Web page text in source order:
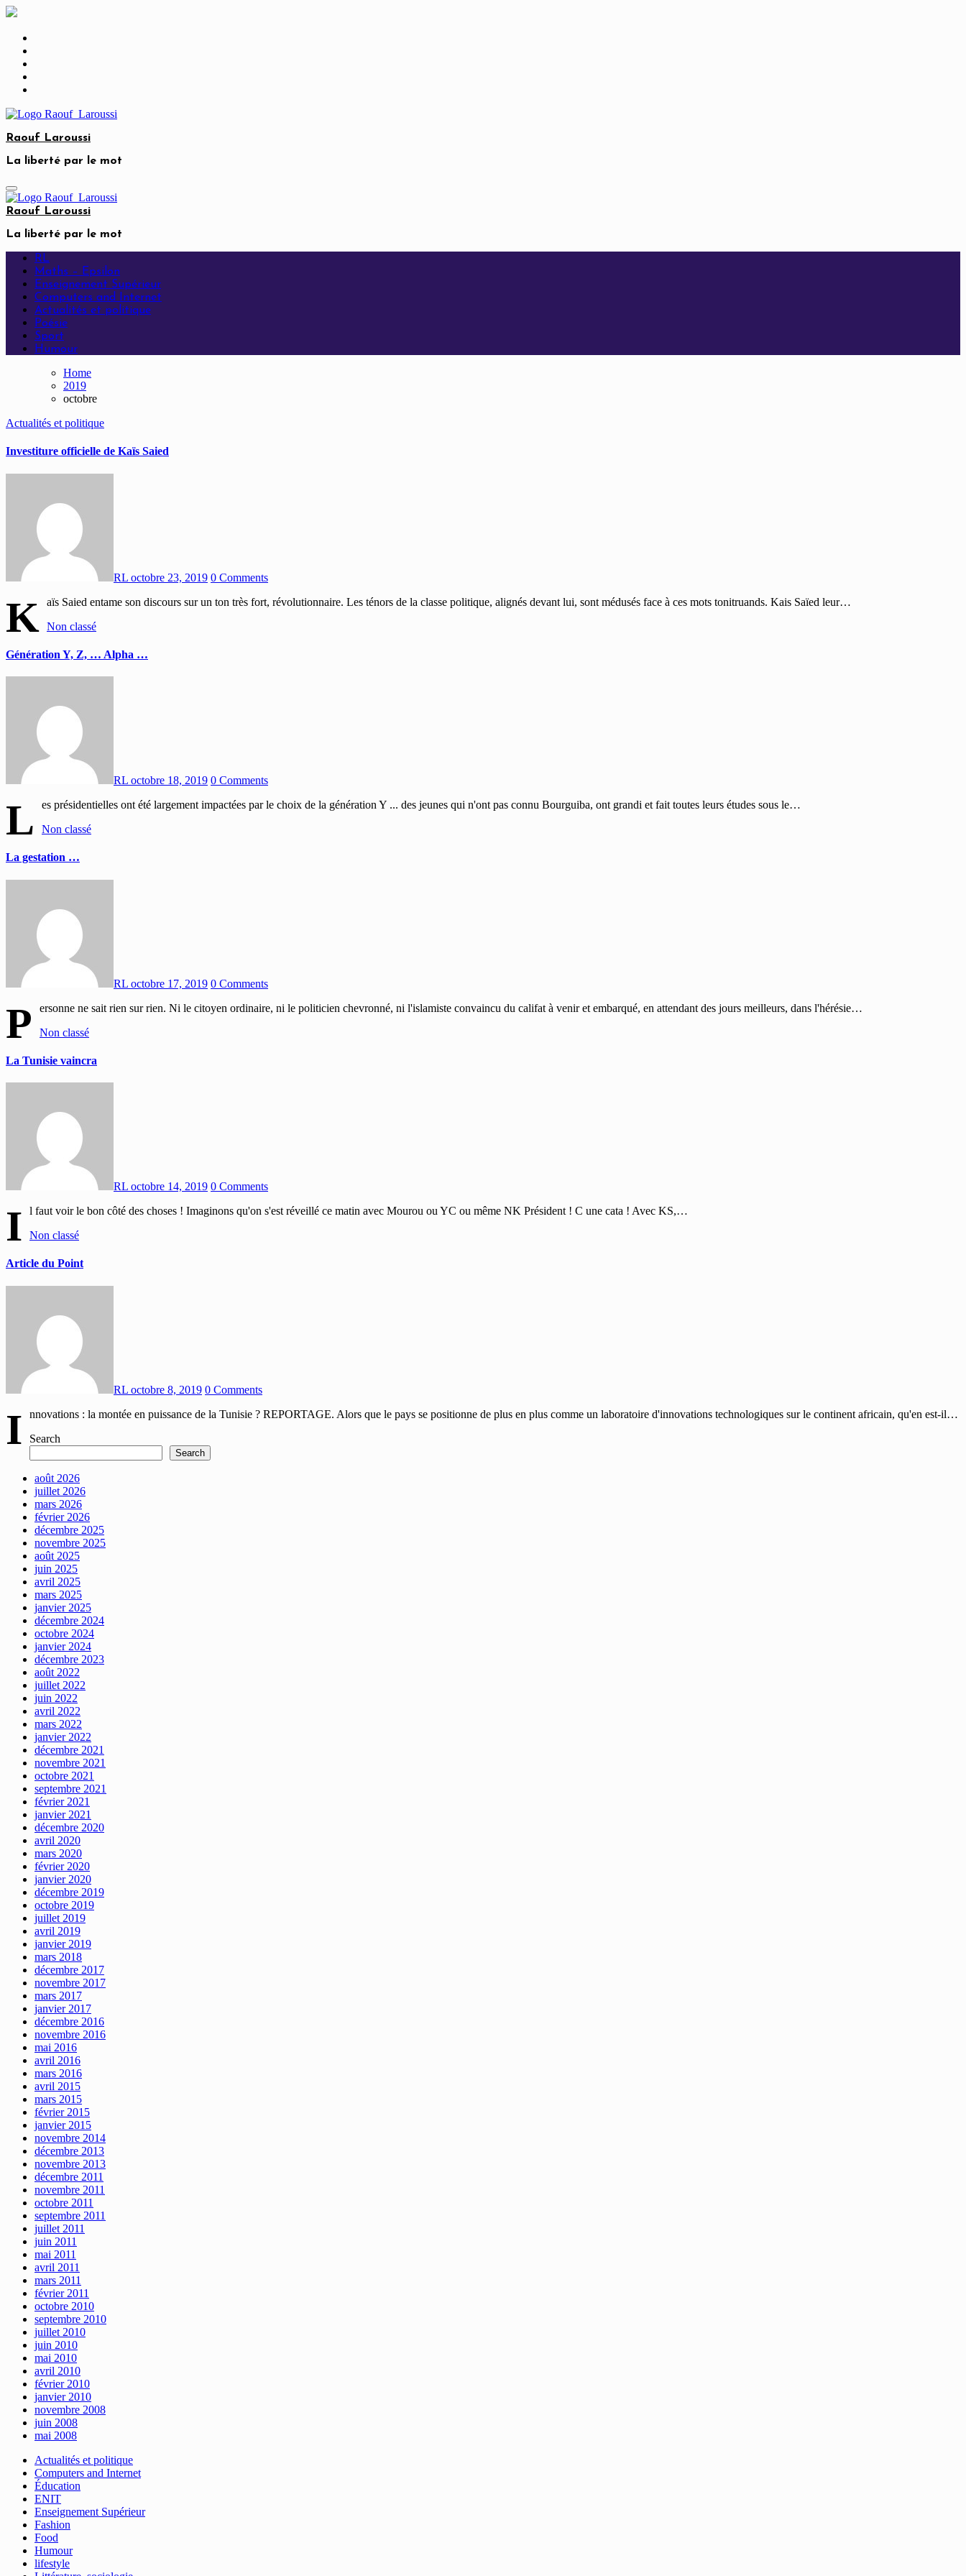
Skip
content
Raouf Laroussi
La liberté par le mot
Raouf Laroussi
La liberté par le mot
RL
Maths – Epsilon
Enseignement Supérieur
Computers and Internet
Actualités et politique
Poésie
Sport
Humour
Home
2019
octobre
Actualités et politique
Investiture officielle de Kaïs Saied
RL octobre 23, 2019 0 Comments
K aïs Saied entame son discours sur un ton très fort, révolutionnaire. Les ténors de la classe politique, alignés devant lui, sont médusés face à ces mots tonitruands. Kais Saïed leur…
Non classé
Génération Y, Z, … Alpha …
RL octobre 18, 2019 0 Comments
L
es présidentielles ont été largement impactées par le choix de la génération Y ... des jeunes qui n'ont pas connu Bourguiba, ont grandi et fait toutes leurs études sous le…
Non classé
La gestation …
RL octobre 17, 2019 0 Comments
P
ersonne ne sait rien sur rien. Ni le citoyen ordinaire, ni le politicien chevronné, ni l'islamiste convaincu du califat à venir et embarqué, en attendant des jours meilleurs, dans l'hérésie…
Non classé
La Tunisie vaincra
RL octobre 14, 2019 0 Comments
I
l faut voir le bon côté des choses ! Imaginons qu'on s'est réveillé ce matin avec Mourou ou YC ou même NK Président ! C une cata ! Avec KS,…
Non classé
Article du Point
RL octobre 8, 2019 0 Comments
I
nnovations : la montée en puissance de la Tunisie ? REPORTAGE. Alors que le pays se positionne de plus en plus comme un laboratoire d'innovations technologiques sur le continent africain, qu'en est-il…
Search
Search
août 2026
juillet 2026
mars 2026
février 2026
décembre 2025
novembre 2025
août 2025
juin 2025
avril 2025
mars 2025
janvier 2025
décembre 2024
octobre 2024
janvier 2024
décembre 2023
août 2022
juillet 2022
juin 2022
avril 2022
mars 2022
janvier 2022
décembre 2021
novembre 2021
octobre 2021
septembre 2021
février 2021
janvier 2021
décembre 2020
avril 2020
mars 2020
février 2020
janvier 2020
décembre 2019
octobre 2019
juillet 2019
avril 2019
janvier 2019
mars 2018
décembre 2017
novembre 2017
mars 2017
janvier 2017
décembre 2016
novembre 2016
mai 2016
avril 2016
mars 2016
avril 2015
mars 2015
février 2015
janvier 2015
novembre 2014
décembre 2013
novembre 2013
décembre 2011
novembre 2011
octobre 2011
septembre 2011
juillet 2011
juin 2011
mai 2011
avril 2011
mars 2011
février 2011
octobre 2010
septembre 2010
juillet 2010
juin 2010
mai 2010
avril 2010
février 2010
janvier 2010
novembre 2008
juin 2008
mai 2008
Actualités et politique
Computers and Internet
Éducation
ENIT
Enseignement Supérieur
Fashion
Food
Humour
lifestyle